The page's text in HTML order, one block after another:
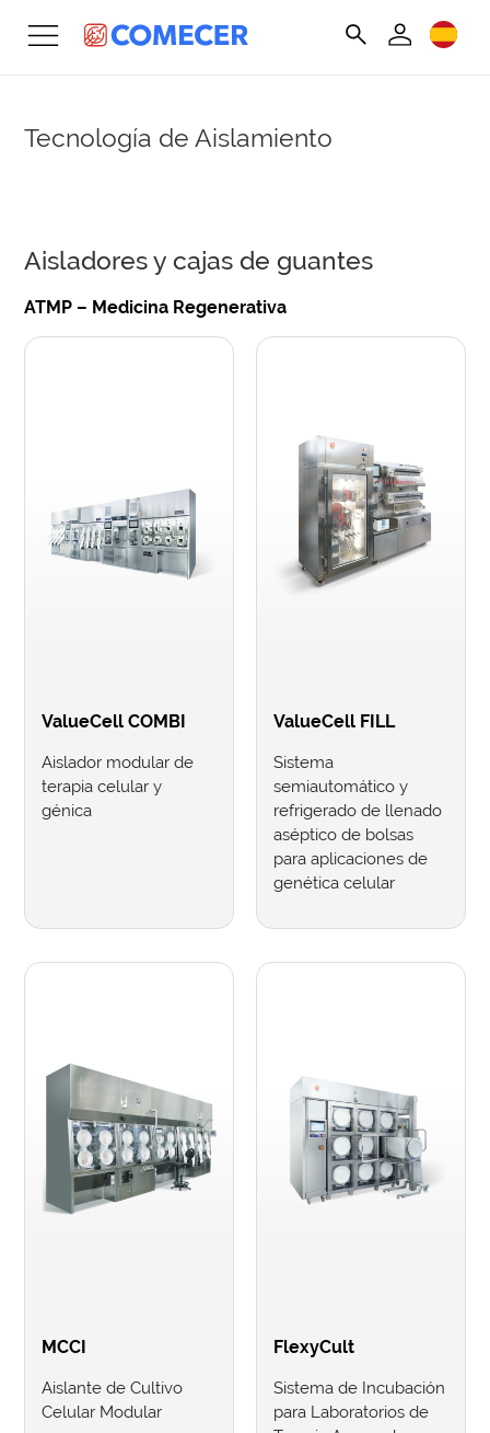
Tecnología de Aislamiento
Aisladores y cajas de guantes
ATMP – Medicina Regenerativa
ValueCell COMBI
Aislador modular de
terapia celular y
génica
ValueCell FILL
Sistema
semiautomático y
refrigerado de llenado
aséptico de bolsas
para aplicaciones de
genética celular
MCCI
Aislante de Cultivo
Celular Modular
FlexyCult
Sistema de Incubación
para Laboratorios de